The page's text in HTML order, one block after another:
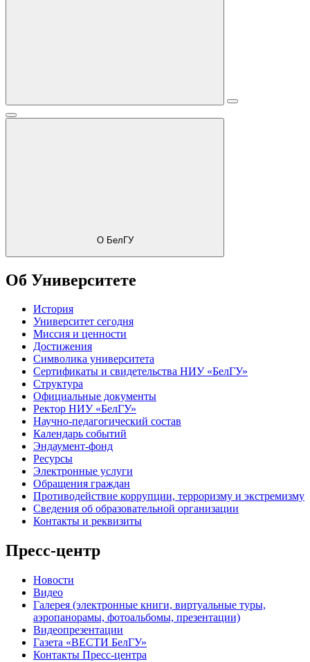
О БелГУ
Об Университете
История
Университет сегодня
Миссия и ценности
Достижения
Символика университета
Сертификаты и свидетельства НИУ «БелГУ»
Структура
Официальные документы
Ректор НИУ «БелГУ»
Научно-педагогический состав
Календарь событий
Эндаумент-фонд
Ресурсы
Электронные услуги
Обращения граждан
Противодействие коррупции, терроризму и экстремизму
Сведения об образовательной организации
Контакты и реквизиты
Пресс-центр
Новости
Видео
Галерея (электронные книги, виртуальные туры,
аэропанорамы, фотоальбомы, презентации)
Видеопрезентации
Газета «ВЕСТИ БелГУ»
Контакты Пресс-центра